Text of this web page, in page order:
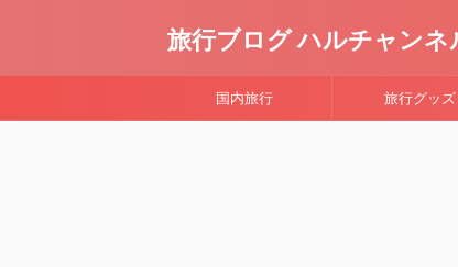
旅行ブログ ハルチャンネ
国内旅行 旅行グッズ